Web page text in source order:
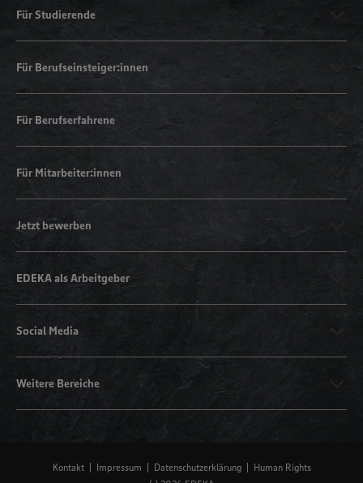
Für Studierende
Für Berufseinsteiger:innen
Für Berufserfahrene
Für Mitarbeiter:innen
Jetzt bewerben
EDEKA als Arbeitgeber
Social Media
Weitere Bereiche
Kontakt Impressum Datenschutzerklärung
Human Rights